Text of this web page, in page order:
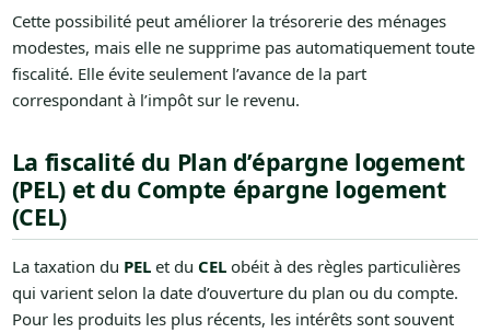
Cette possibilité peut améliorer la trésorerie des ménages
modestes, mais elle ne supprime pas automatiquement toute
fiscalité. Elle évite seulement l’avance de la part
correspondant à l’impôt sur le revenu.
La fiscalité du Plan d’épargne logement
(PEL) et du Compte épargne logement
(CEL)
La taxation du PELet du CELobéit à des règles particulières
qui varient selon la date d’ouverture du plan ou du compte.
Pour les produits les plus récents, les intérêts sont souvent